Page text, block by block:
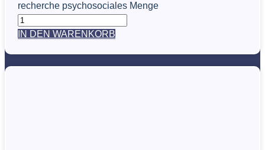
recherche psychosociales Menge
IN DEN WARENKORB